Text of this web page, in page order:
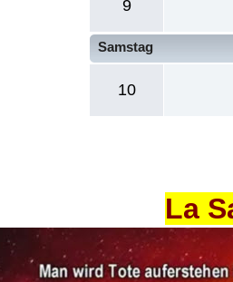
9
Samstag
10
La